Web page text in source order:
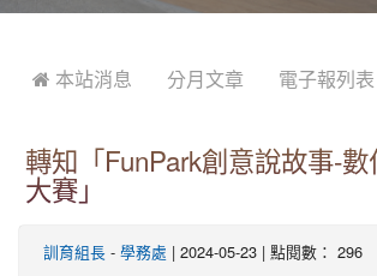
 本站消息 分月文章 電子報列表
轉知「FunPark創意說故事-數
大賽」
訓育組長 - 學務處 | 2024-05-23 | 點閱數： 296